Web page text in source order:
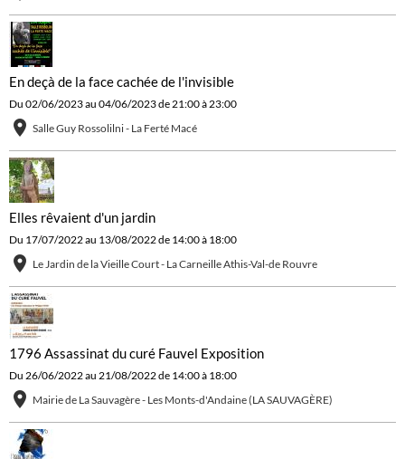
En deçà de la face cachée de l'invisible
Du 02/06/2023au 04/06/2023de 21:00à 23:00
Salle Guy Rossolilni - La Ferté Macé
Elles rêvaient d'un jardin
Du 17/07/2022au 13/08/2022de 14:00à 18:00
Le Jardin de la Vieille Court - La Carneille Athis-Val-de Rouvre
1796 Assassinat du curé Fauvel Exposition
Du 26/06/2022au 21/08/2022de 14:00à 18:00
Mairie de La Sauvagère - Les Monts-d'Andaine (LA SAUVAGÈRE)